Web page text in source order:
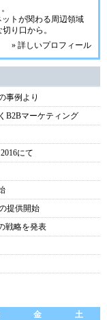
トが関わる周辺領域
り口から。
» 詳しいプロフィール
事例より
B2Bマーケティング
にて
提供開始
戦略を発表
金
土